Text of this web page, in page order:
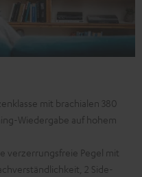
mit brachialen 380
Wiedergabe auf hohem
verzerrungsfreie Pegel mit
2 Side-